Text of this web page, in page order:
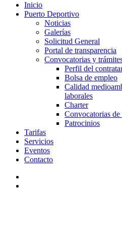
Inicio
Puerto Deportivo
Noticias
Galerías
Solicitud General
Portal de transparencia
Convocatorias y
Perfil del
Bolsa de empleo
Calidad
laborales
Charter
Convocatorias de
Patrocinios
Tarifas
Servicios
Eventos
Contacto